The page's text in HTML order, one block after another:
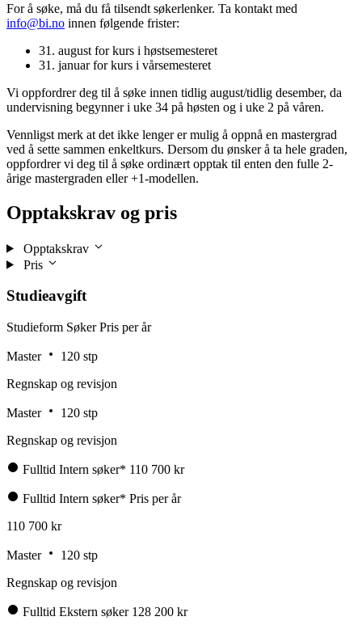
For å søke, må du få tilsendt søkerlenker. Ta kontakt med
info@bi.no innen følgende frister:
31. august for kurs i høstsemesteret
31. januar for kurs i vårsemesteret
Vi oppfordrer deg til å søke innen tidlig august/tidlig desember, da
undervisning begynner i uke 34 på høsten og i uke 2 på våren.
Vennligst merk at det ikke lenger er mulig å oppnå en mastergrad
ved å sette sammen enkeltkurs. Dersom du ønsker å ta hele graden,
oppfordrer vi deg til å søke ordinært opptak til enten den fulle 2-
årige mastergraden eller +1-modellen.
Opptakskrav og pris
Opptakskrav
Pris
Studieavgift
Studieform Søker Pris per år
Master
120 stp
Regnskap og revisjon
Master
120 stp
Regnskap og revisjon
Fulltid Intern søker* 110 700 kr
Fulltid Intern søker* Pris per år
110 700 kr
Master
120 stp
Regnskap og revisjon
Fulltid Ekstern søker 128 200 kr